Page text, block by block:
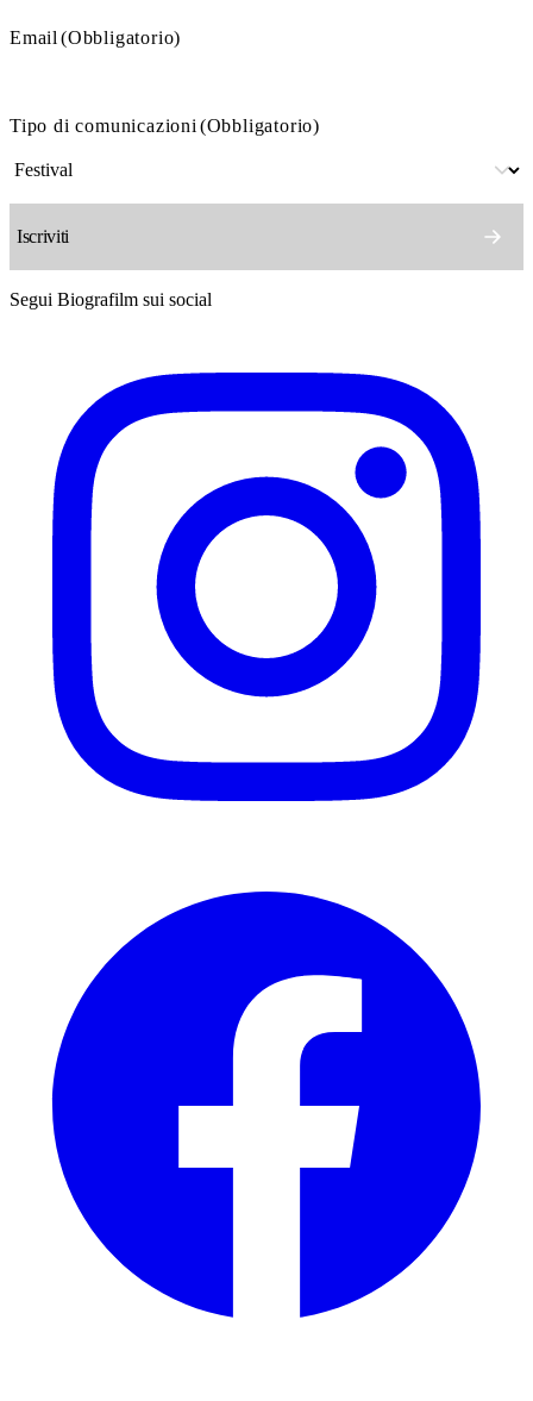
Email (Obbligatorio)
Tipo di comunicazioni (Obbligatorio)
Segui Biografilm sui social